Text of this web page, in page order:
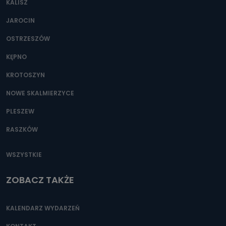
Można to zrobić pod numerem telefonu 62 735-51-05 lub
KALISZ
JAROCIN
OSTRZESZÓW
KĘPNO
KROTOSZYN
NOWE SKALMIERZYCE
PLESZEW
RASZKÓW
WSZYSTKIE
ZOBACZ TAKŻE
KALENDARZ WYDARZEŃ